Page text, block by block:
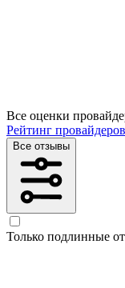
Все оценки
Рейтинг провайдеров
Все отзывы
Только подлинные